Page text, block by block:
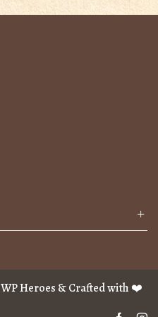
WP Heroes & Crafted with ❤️